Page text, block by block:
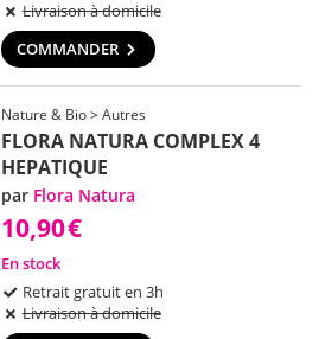
Livraison à domicile
COMMANDER
Nature & Bio > Autres
FLORA NATURA COMPLEX 4
HEPATIQUE
par Flora Natura
10,90€
En stock
Retrait gratuit en 3h
Livraison à domicile